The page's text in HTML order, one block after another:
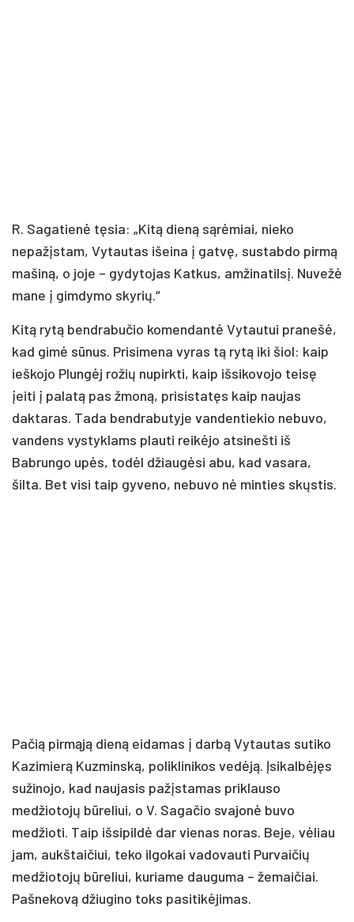
R. Sagatienė tęsia: „Kitą dieną sąrėmiai, nieko
nepažįstam, Vytautas išeina į gatvę, sustabdo pirmą
mašiną, o joje – gydytojas Katkus, amžinatilsį. Nuvežė
mane į gimdymo skyrių.“
Kitą rytą bendrabučio komendantė Vytautui pranešė,
kad gimė sūnus. Prisimena vyras tą rytą iki šiol: kaip
ieškojo Plungėj rožių nupirkti, kaip išsikovojo teisę
įeiti į palatą pas žmoną, prisistatęs kaip naujas
daktaras. Tada bendrabutyje vandentiekio nebuvo,
vandens vystyklams plauti reikėjo atsinešti iš
Babrungo upės, todėl džiaugėsi abu, kad vasara,
šilta. Bet visi taip gyveno, nebuvo nė minties skųstis.
Pačią pirmąją dieną eidamas į darbą Vytautas sutiko
Kazimierą Kuzminską, poliklinikos vedėją. Įsikalbėjęs
sužinojo, kad naujasis pažįstamas priklauso
medžiotojų būreliui, o V. Sagačio svajonė buvo
medžioti. Taip išsipildė dar vienas noras. Beje, vėliau
jam, aukštaičiui, teko ilgokai vadovauti Purvaičių
medžiotojų būreliui, kuriame dauguma – žemaičiai.
Pašnekovą džiugino toks pasitikėjimas.